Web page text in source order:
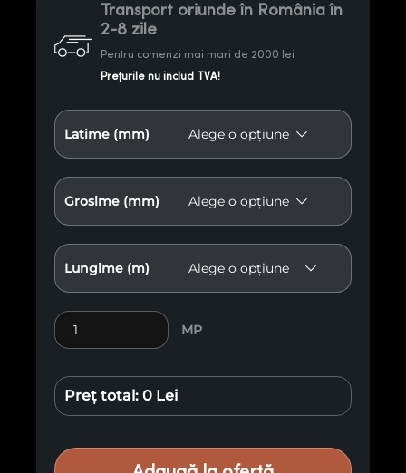
Transport oriunde în România în
2-8 zile
Pentru comenzi mai mari de 2000 lei
Prețurile nu includ TVA!
Latime (mm)
Grosime (mm)
Lungime (m)
Cantitate Riflaj tip U pin radiata TH R11
MP
Preț total: 0 Lei